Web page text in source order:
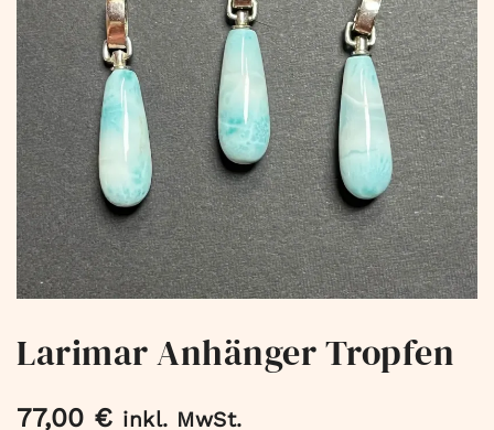
Larimar Anhänger Tropfen
77,00 € inkl. MwSt.